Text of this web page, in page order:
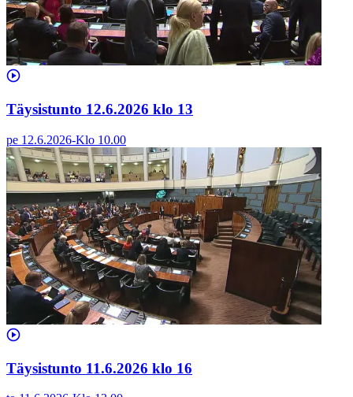
Täysistunto 12.6.2026 klo 13
pe 12.6.2026-Klo 10.00
Täysistunto 11.6.2026 klo 16